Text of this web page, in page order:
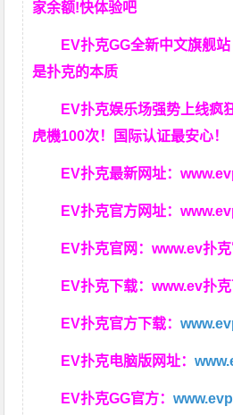
家余额!快体验吧
EV扑克GG全新中文旗舰站
是扑克的本质
EV扑克娱乐场强势上线疯
虎機100次！国际认证最安心！
EV扑克最新网址：
EV扑克官方网址：
EV扑克官网：www.ev扑
EV扑克下载：www.ev扑
EV扑克官方下载：
EV扑克电脑版网址：
EV扑克GG官方：